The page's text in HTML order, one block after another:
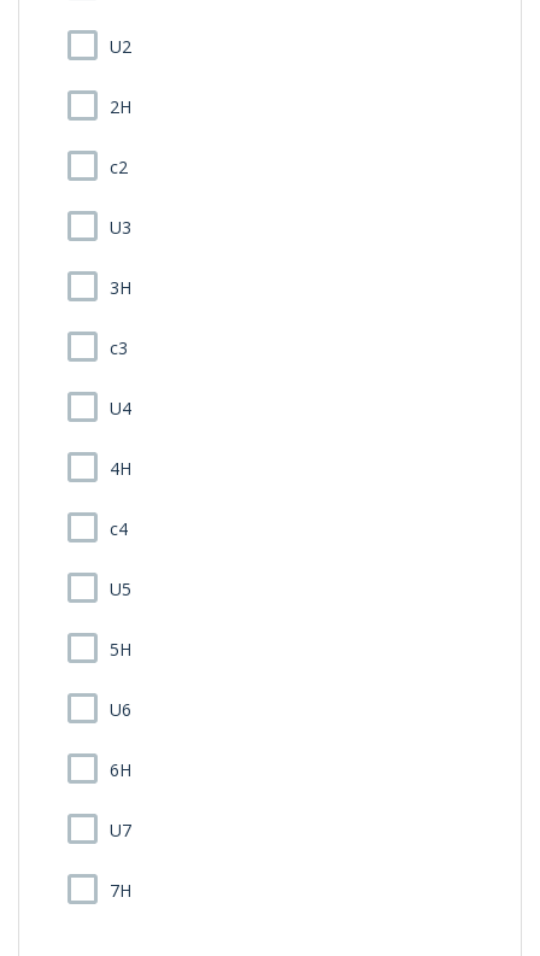
U2
2H
c2
U3
3H
c3
U4
4H
c4
U5
5H
U6
6H
U7
7H